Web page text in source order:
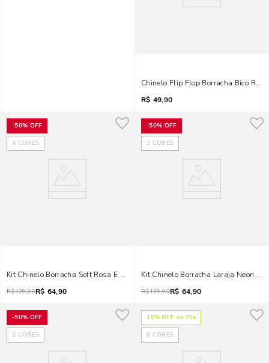
Chinelo Flip Flop Borracha Bico
R$ 49,90
-50% OFF
4 CORES
Kit Chinelo Borracha Soft Rosa E Necessarie
R$129,90R$ 64,90
-50% OFF
2 CORES
Kit Chinelo Borracha Laraja Neon E
R$129,90R$ 64,90
-50% OFF
2 CORES
15% OFF no Pix
8 CORES